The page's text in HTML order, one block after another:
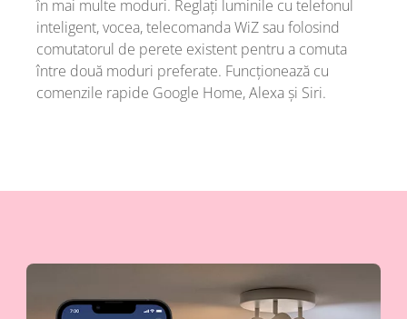
în mai multe moduri. Reglați luminile cu telefonul
inteligent, vocea, telecomanda WiZ sau folosind
comutatorul de perete existent pentru a comuta
între două moduri preferate. Funcționează cu
comenzile rapide Google Home, Alexa și Siri.